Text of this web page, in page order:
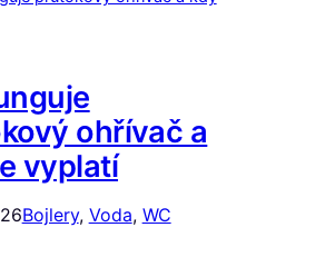
ohřívač a
vyplatí
Bojlery, Voda, WC